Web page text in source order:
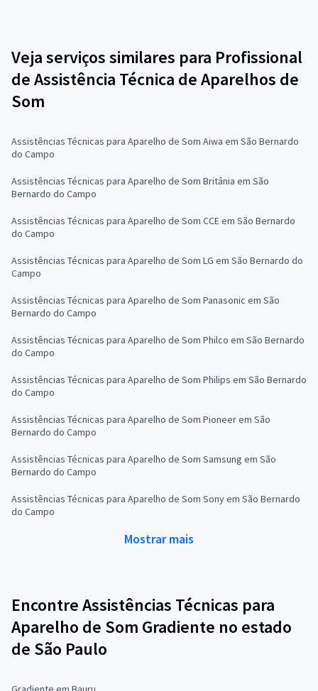
Veja serviços similares para Profissional
de Assistência Técnica de Aparelhos de
Som
Assistências Técnicas para Aparelho de Som Aiwa em São Bernardo
do Campo
Assistências Técnicas para Aparelho de Som Britânia em São
Bernardo do Campo
Assistências Técnicas para Aparelho de Som CCE em São Bernardo
do Campo
Assistências Técnicas para Aparelho de Som LG em São Bernardo do
Campo
Assistências Técnicas para Aparelho de Som Panasonic em São
Bernardo do Campo
Assistências Técnicas para Aparelho de Som Philco em São Bernardo
do Campo
Assistências Técnicas para Aparelho de Som Philips em São Bernardo
do Campo
Assistências Técnicas para Aparelho de Som Pioneer em São
Bernardo do Campo
Assistências Técnicas para Aparelho de Som Samsung em São
Bernardo do Campo
Assistências Técnicas para Aparelho de Som Sony em São Bernardo
do Campo
Mostrar mais
Encontre Assistências Técnicas para
Aparelho de Som Gradiente no estado
de São Paulo